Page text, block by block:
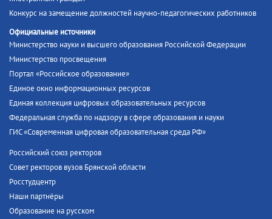
Конкурс на замещение должностей научно-педагогических работников
Официальные источники
Министерство науки и высшего образования Российской Федерации
Министерство просвещения
Портал «Российское образование»
Единое окно информационных ресурсов
Единая коллекция цифровых образовательных ресурсов
Федеральная служба по надзору в сфере образования и науки
ГИС «Современная цифровая образовательная среда РФ»
Российский союз ректоров
Совет ректоров вузов Брянской области
Росстудцентр
Наши партнёры
Образование на русском